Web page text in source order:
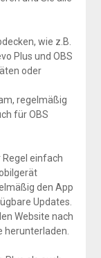
wie z.B.
Plus und OBS
oder
regelmäßig
für OBS
Regel einfach
den App
Updates.
Website nach
herunterladen.